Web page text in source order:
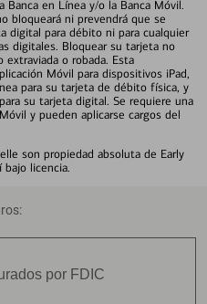
en Línea y/o la Banca Móvil.
bloqueará ni prevendrá que se
digital para débito ni para cualquier
digitales. Bloquear su tarjeta no
o robada. Esta
Móvil para dispositivos iPad,
para su tarjeta de débito física, y
su tarjeta digital. Se requiere una
y pueden aplicarse cargos del
son propiedad absoluta de Early
bajo licencia.
por FDIC